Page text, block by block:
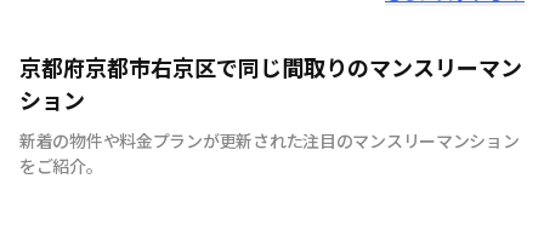
ビジネスや旅行、プライベートまで！思い思いの短期ステ
イにご利用いただけます。
京都府京都市右京区で同じ間取りのマンスリーマン
ション
新着の物件や料金プランが更新された注目のマンスリーマンション
をご紹介。